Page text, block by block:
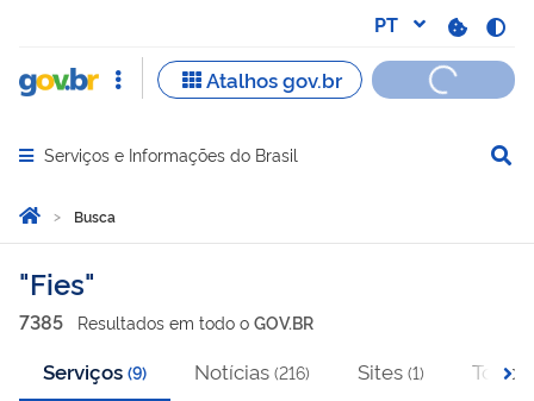
Abrir menu principal de navegação
Serviços e Informações do Brasil
Você está aqui:
Página Inicial
Busca
Busca
Fies
7385 Resultados em todo o GOV.BR
Serviços (9) Notícias (216) Sites (1) Todos